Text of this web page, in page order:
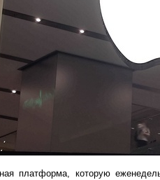
платформа, которую